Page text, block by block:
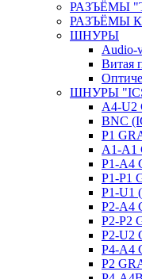
РАЗЪЁМЫ
РАЗЪЁМЫ
ШНУРЫ
Audio-
Витая
ШНУРЫ
A4-U2
BNC
P1
A1-A1
P1-A4
P1-P1
P1-U1
P2-A4
P2-P2
P2-U2
P4-A4
P2